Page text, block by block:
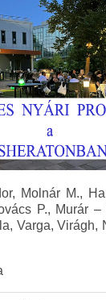
Molnár M.,
P., Murár –
Varga, Virágh,